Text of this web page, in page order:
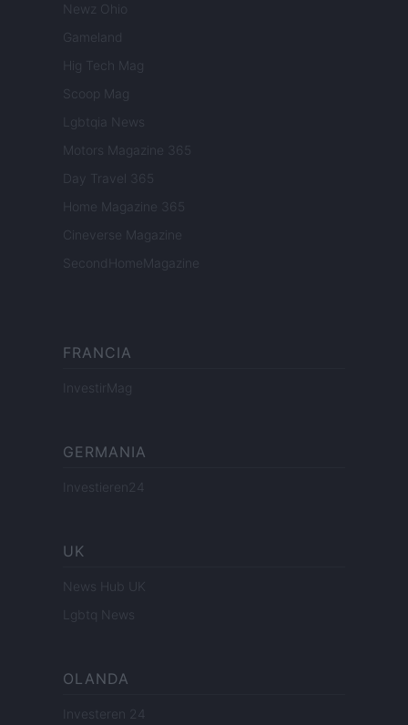
Newz Ohio
Gameland
Hig Tech Mag
Scoop Mag
Lgbtqia News
Motors Magazine 365
Day Travel 365
Home Magazine 365
Cineverse Magazine
SecondHomeMagazine
FRANCIA
InvestirMag
GERMANIA
Investieren24
UK
News Hub UK
Lgbtq News
OLANDA
Investeren 24